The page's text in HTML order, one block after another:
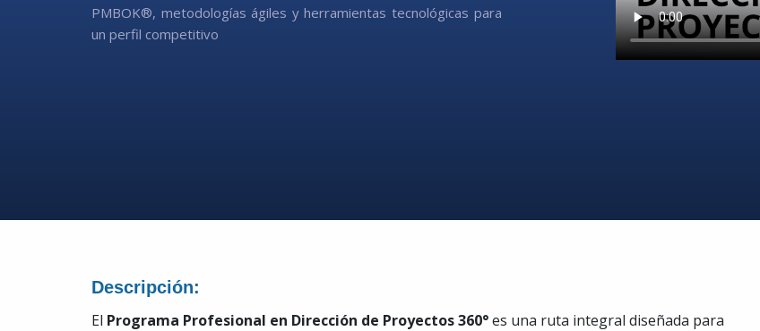
PMBOK®, metodologías ágiles y herramientas tecnológicas para
un perfil competitivo
Descripción:
El Programa Profesional en Dirección de Proyectos 360°es una ruta integral diseñada para